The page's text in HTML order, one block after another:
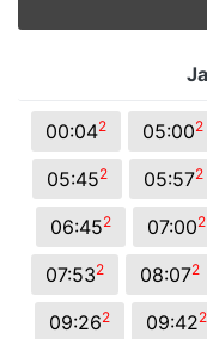
00:042 05:002
05:452 05:572
06:452 07:002
07:532 08:072
09:262 09:422